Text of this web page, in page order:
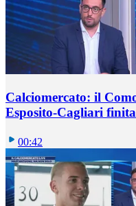
Calciomercato: il
Esposito-Cagliari finita
00:42